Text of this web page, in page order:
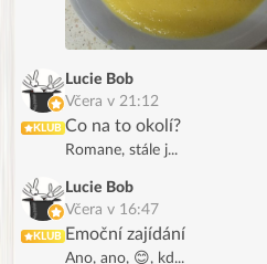
KLUB
Lucie Bob
Včera v 21:12
Co na to okolí?
Romane, stále j...
KLUB
Lucie Bob
Včera v 16:47
Emoční zajídání
Ano, ano, 😊, kd...